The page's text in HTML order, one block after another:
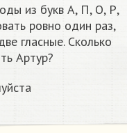
из букв А, П, О, Р,
ровно один раз,
гласные. Сколько
Артур?